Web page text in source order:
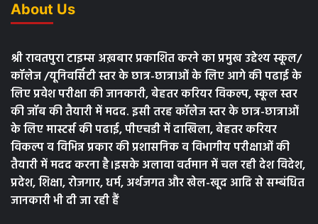
About Us
श्री रावतपुरा टाइम्स अख़बार प्रकाशित करने का प्रमुख उद्देश्य स्कूल/
कॉलेज /यूनिवर्सिटी स्तर के छात्र-छात्राओं के लिए आगे की पढाई के
लिए प्रवेश परीक्षा की जानकारी, बेहतर करियर विकल्प, स्कूल स्तर
की जॉब की तैयारी में मदद. इसी तरह कॉलेज स्तर के छात्र-छात्राओं
के लिए मास्टर्स की पढाई, पीएचडी में दाखिला, बेहतर करियर
विकल्प व विभिन्न प्रकार की प्रशासनिक व विभागीय परीक्षाओं की
तैयारी में मदद करना है।इसके अलावा वर्तमान में चल रही देश विदेश,
प्रदेश, शिक्षा, रोजगार, धर्म, अर्थजगत और खेल-खूद आदि से सम्बंधित
जानकारी भी दी जा रही हैं